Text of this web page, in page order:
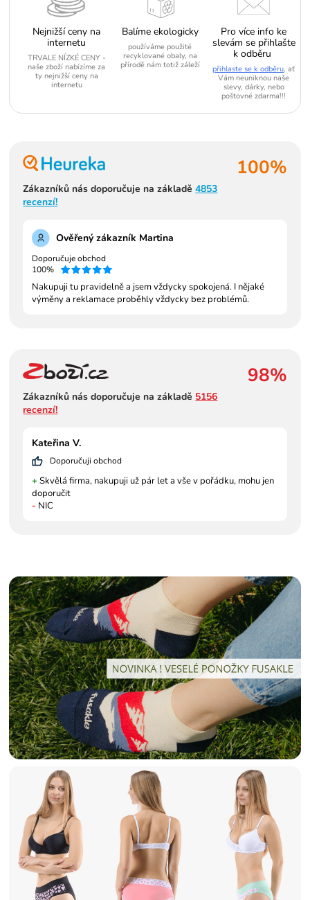
Nejnižší ceny na
internetu
TRVALE NÍZKÉ CENY -
naše zboží nabízíme za
ty nejnižší ceny na
internetu
Balíme ekologicky
používáme použité
recyklované obaly, na
přírodě nám totiž záleží
Pro více info ke
slevám se přihlašte
k odběru
přihlaste se k odběru, ať
Vám neuniknou naše
slevy, dárky, nebo
poštovné zdarma!!!
100%
Zákazníků nás doporučuje na základě4853
recenzí!
Ověřený zákazník Martina
Doporučuje obchod
100%
Nakupuji tu pravidelně a jsem vždycky spokojená. I nějaké
výměny a reklamace proběhly vždycky bez problémů.
98%
Zákazníků nás doporučuje na základě 5156
recenzí!
Kateřina V.
Doporučuji obchod
+ Skvělá firma, nakupuji už pár let a vše v pořádku, mohu jen
doporučit
- NIC